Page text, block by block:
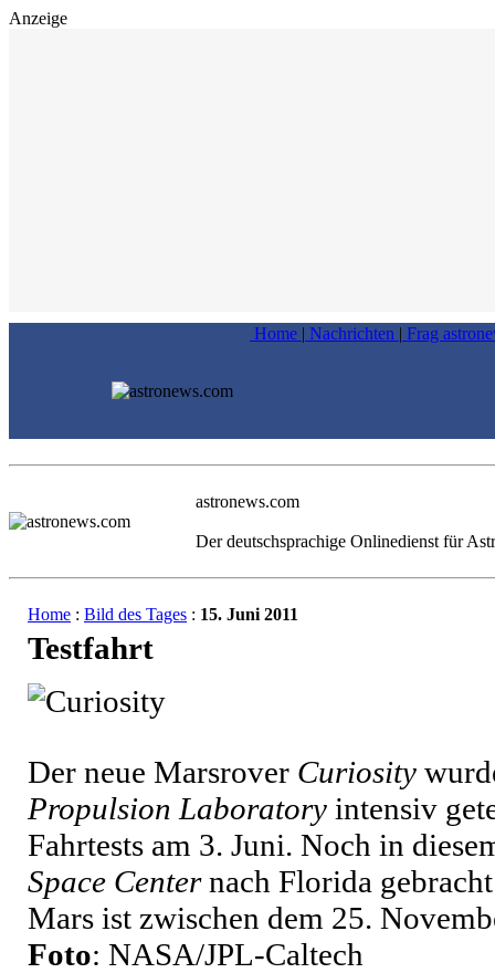
Anzeige
Home | Nachrichten | Frag
astronews.com
Der deutschsprachige Onlinedienst für
Home : Bild des Tages : 15. Juni 2011
Testfahrt
Der neue Marsrover Curiosity
Propulsion Laboratory intensiv
Fahrtests am 3. Juni. Noch in
Space Centernach Florida
Mars ist zwischen dem 25.
Foto: NASA/JPL-Caltech